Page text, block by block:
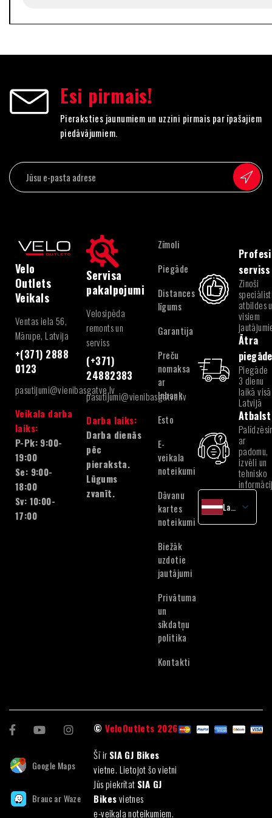
Esi pirmais!
Pieraksties jaunumiem un uzzini pirmais par īpašajiem
piedāvājumiem.
Velo
Outlets
Veikals
Ventas iela 56,
Mārupe, Latvija
+(371) 2888
0123
pasutijumi@vienibasgatve.lv
Veikala darba
laiks:
P-Pk: 9:00-
19:00
Se: 9:00-
18:00
Sv: 10:00-
17:00
Servisa
pakalpojumi
Velosipēda
remonts un
serviss
(+371)
24882383
pasutijumi@vienibasgatve.lv
Darba laiks:
Darba dienās
pēc
pieraksta.
Lūgums
zvanīt.
Zīmoli
Piegāde
Distances
līgums
Garantija
Preču
nomaksa
ar
Inbank
Esto
E-
veikala
noteikumi
Dāvanu
kartes
noteikumi
Biežāk
uzdotie
jautājumi
Privātuma
un
sīkdatņu
politika
Kontakti
serviss
Zinoši
atbildes
visiem
Ātra
piegāde
Piegāde
3 dienu
laikā visā
Latvijā
ar
padomu,
izvēli un
tehnisko
English
Google Maps
Brauc ar Waze
©VeloOutlets 2026
Šī irSIA GJ Bikes
vietne. Lietojot šo vietni
Jūs piekrītat SIA GJ
Bikesvietnes
e-veikala noteikumiem.